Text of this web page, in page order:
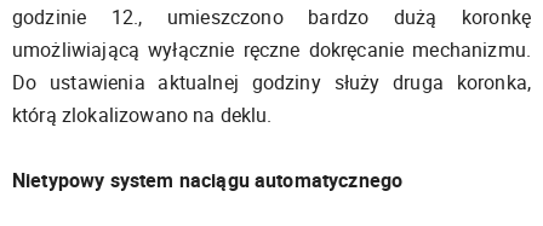
godzinie 12., umieszczono bardzo dużą koronkę
umożliwiającą wyłącznie ręczne dokręcanie mechanizmu.
Do ustawienia aktualnej godziny służy druga koronka,
którą zlokalizowano na deklu.
Nietypowy system naciągu automatycznego